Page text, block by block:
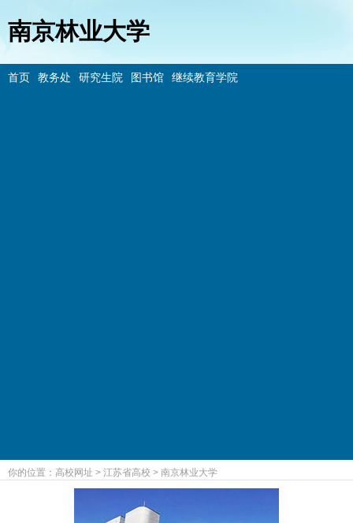
南京林业大学
首页 教务处 研究生院 图书馆 继续教育学院
你的位置： 高校网址 > 江苏省高校 > 南京林业大学